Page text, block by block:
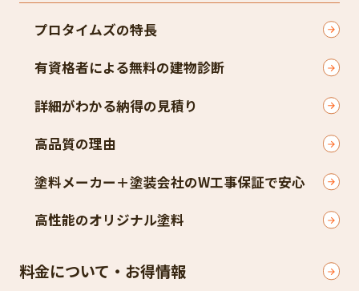
プロタイムズの特長
有資格者による無料の建物診断
詳細がわかる納得の見積り
高品質の理由
塗料メーカー＋塗装会社のW工事保証で安心
高性能のオリジナル塗料
料金について・お得情報